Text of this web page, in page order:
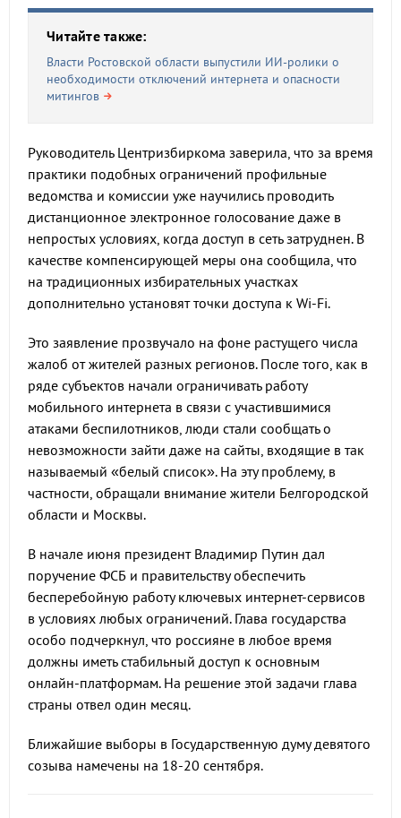
Читайте также:
Власти Ростовской области выпустили ИИ-ролики о
необходимости отключений интернета и опасности
митингов
Руководитель Центризбиркома заверила, что за время
практики подобных ограничений профильные
ведомства и комиссии уже научились проводить
дистанционное электронное голосование даже в
непростых условиях, когда доступ в сеть затруднен. В
качестве компенсирующей меры она сообщила, что
на традиционных избирательных участках
дополнительно установят точки доступа к Wi-Fi.
Это заявление прозвучало на фоне растущего числа
жалоб от жителей разных регионов. После того, как в
ряде субъектов начали ограничивать работу
мобильного интернета в связи с участившимися
атаками беспилотников, люди стали сообщать о
невозможности зайти даже на сайты, входящие в так
называемый «белый список». На эту проблему, в
частности, обращали внимание жители Белгородской
области и Москвы.
В начале июня президент Владимир Путин дал
поручение ФСБ и правительству обеспечить
бесперебойную работу ключевых интернет-сервисов
в условиях любых ограничений. Глава государства
особо подчеркнул, что россияне в любое время
должны иметь стабильный доступ к основным
онлайн-платформам. На решение этой задачи глава
страны отвел один месяц.
Ближайшие выборы в Государственную думу девятого
созыва намечены на 18-20 сентября.